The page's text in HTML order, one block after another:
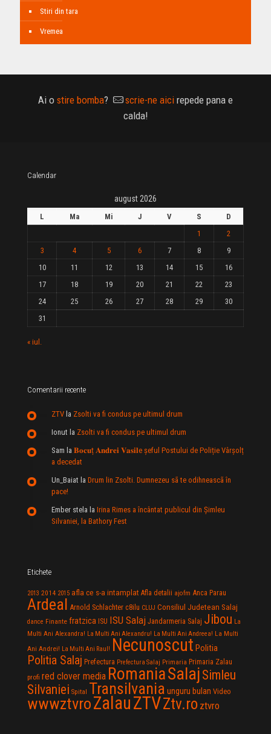
Stiri din tara
Vremea
Ai o stire bomba? scrie-ne aici repede pana e
calda!
Calendar
august 2026
L Ma Mi J V S
D
1
2
3
4 5 6 7 8
9
10
11 12 13 14 15
16
17
18 19 20 21 22
23
24
25 26 27 28 29
30
31
« iul.
Comentarii recente
ZTV la Zsolti va fi condus pe ultimul drum
Ionut la Zsolti va fi condus pe ultimul drum
Sam la 𝐁𝐨𝐜𝐮ț 𝐀𝐧𝐝𝐫𝐞𝐢 𝐕𝐚𝐬𝐢𝐥e şeful Postului de Poliție Vârșolț
a decedat
Un_Baiat la Drum lin Zsolti. Dumnezeu sã te odihneascã în
pace!
Ember stela la Irina Rimes a încântat publicul din Şimleu
Silvaniei, la Bathory Fest
Etichete
2013 2014 2015 afla ce s-a intamplat Afla detalii ajofm Anca Parau
Ardeal Arnold Schlachter c8ilu CLUJ Consiliul Judetean Salaj
dance Finante fratzica ISU ISU Salaj Jandarmeria Salaj Jibou La
Multi Ani Alexandra! La Multi Ani Alexandru! La Multi Ani Andreea! La Multi
Ani Andrei! La Multi Ani Raul! Necunoscut Politia
Politia Salaj Prefectura Prefectura Salaj Primaria Primaria Zalau
profi red clover media RomaniaSalaj Simleu
Silvaniei Spital Transilvania unguru bulan Video
wwwztvroZalauZTVZtv.ro ztvro